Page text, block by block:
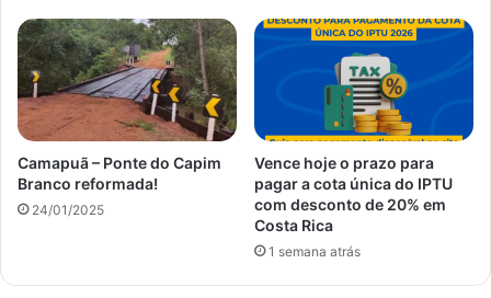
Camapuã – Ponte do Capim
Branco reformada!
24/01/2025
Vence hoje o prazo para
pagar a cota única do IPTU
com desconto de 20% em
Costa Rica
1 semana atrás